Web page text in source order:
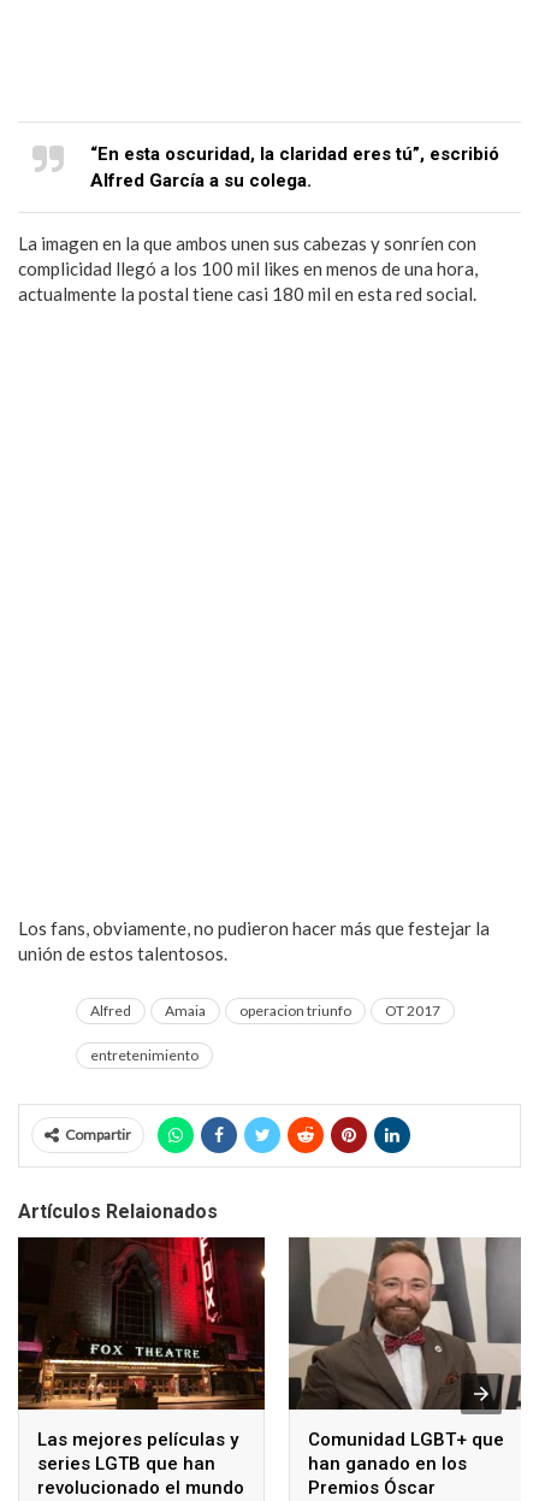
“En esta oscuridad, la claridad eres tú”, escribió
Alfred García a su colega.
La imagen en la que ambos unen sus cabezas y sonríen con
complicidad llegó a los 100 mil likes en menos de una hora,
actualmente la postal tiene casi 180 mil en esta red social.
Los fans, obviamente, no pudieron hacer más que festejar la
unión de estos talentosos.
Alfred Amaia operacion triunfo OT 2017
entretenimiento
Compartir
Artículos Relaionados
Las mejores películas y
series LGTB que han
revolucionado el mundo
Comunidad LGBT+ que
han ganado en los
Premios Óscar